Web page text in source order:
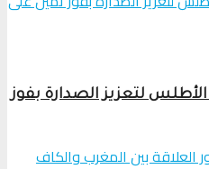
لتعزيز الصدارة بفوز